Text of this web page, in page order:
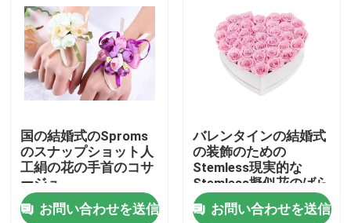
製品
私たちに関しては
品質管理
お問い合わせ
国の結婚式のSproms
のスナップショット人
工絹の花の手首のコサ
ージュ
お問い合わせを送信
バレンタインの結婚式
の装飾のための
Stemless現実的な
Stemless擬似花のばら
3インチの
お問い合わせを送信